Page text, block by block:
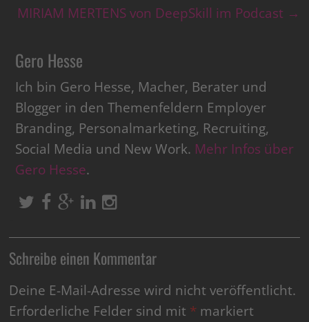
MIRIAM MERTENS von DeepSkill im Podcast →
Gero Hesse
Ich bin Gero Hesse, Macher, Berater und
Blogger in den Themenfeldern Employer
Branding, Personalmarketing, Recruiting,
Social Media und New Work. Mehr Infos über
Gero Hesse.
Schreibe einen Kommentar
Deine E-Mail-Adresse wird nicht veröffentlicht.
Erforderliche Felder sind mit * markiert